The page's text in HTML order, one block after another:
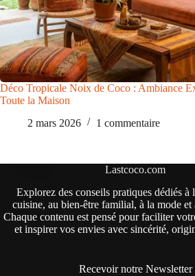
Déco Tropicale Noix de Coco : Ambiance
Toute la Maison
2 mars 2026
1 commentaire
Lastcoco.com
Explorez des conseils pratiques dédiés à
cuisine, au bien-être familial, à la mode et
Chaque contenu est pensé pour faciliter
et inspirer vos envies avec sincérité,
Recevoir notre Newsletter